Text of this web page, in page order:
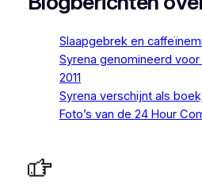
Slaapgebrek en
Syrena genomineerd
2011
Syrena verschijnt als
Foto’s van de 24 Hour